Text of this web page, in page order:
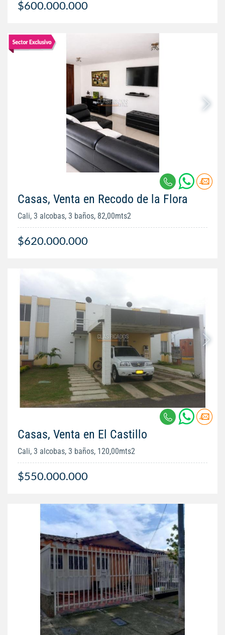
$600.000.000
Casas, Venta en Recodo de la Flora
Cali, 3 alcobas, 3 baños, 82,00mts2
$620.000.000
Casas, Venta en El Castillo
Cali, 3 alcobas, 3 baños, 120,00mts2
$550.000.000